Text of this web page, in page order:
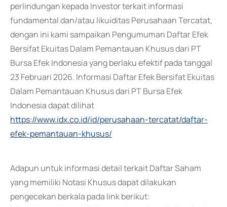
perlindungan kepada Investor terkait informasi
fundamental dan/atau likuiditas Perusahaan Tercatat,
dengan ini kami sampaikan Pengumuman Daftar Efek
Bersifat Ekuitas Dalam Pemantauan Khusus dari PT
Bursa Efek Indonesia yang berlaku efektif pada tanggal
23 Februari 2026. Informasi Daftar Efek Bersifat Ekuitas
Dalam Pemantauan Khusus dari PT Bursa Efek
Indonesia dapat dilihat
https://www.idx.co.id/id/perusahaan-tercatat/daftar-
efek-pemantauan-khusus/
Adapun untuk informasi detail terkait Daftar Saham
yang memiliki Notasi Khusus dapat dilakukan
pengecekan berkala pada link berikut: